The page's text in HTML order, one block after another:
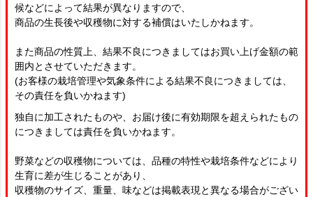
候などによって結果が異なりますので、
商品の生長後や収穫物に対する補償はいたしかねます。
また商品の性質上、結果不良につきましてはお買い上げ金額の範
囲内とさせていただきます。
(お客様の栽培管理や気象条件による結果不良につきましては、
その責任を負いかねます)
独自に加工されたものや、お届け後に有効期限を超えられたもの
につきましては責任を負いかねます。
野菜などの収穫物については、品種の特性や栽培条件などにより
生育に差が生じることがあり、
収穫物のサイズ、重量、味などは掲載表現と異なる場合がござい